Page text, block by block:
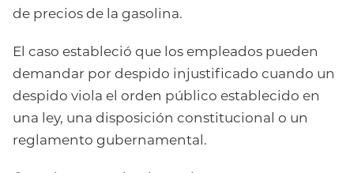
de precios de la gasolina.
El caso estableció que los empleados pueden
demandar por despido injustificado cuando un
despido viola el orden público establecido en
una ley, una disposición constitucional o un
reglamento gubernamental.